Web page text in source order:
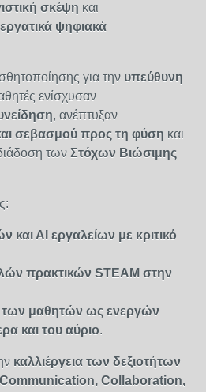
σκέψη και
ψηφιακά
για την υπεύθυνη
ενίσχυσαν
, ανέπτυξαν
σεβασμού προς τη φύση και
των Στόχων Βιώσιμης
και ΑΙ εργαλείων με κριτικό
πρακτικών STEAM στην
των μαθητών ως ενεργών
και του αύριο.
καλλιέργεια των δεξιοτήτων
Collaboration,